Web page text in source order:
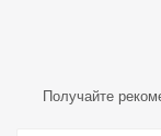
Получайте